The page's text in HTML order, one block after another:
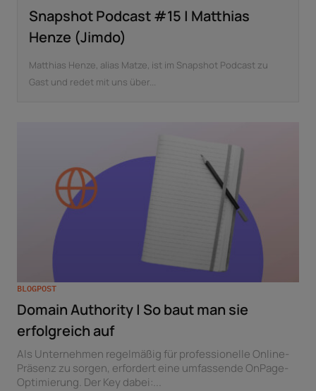
Snapshot Podcast #15 | Matthias
Henze (Jimdo)
Matthias Henze, alias Matze, ist im Snapshot Podcast zu
Gast und redet mit uns über...
BLOGPOST
Domain Authority | So baut man sie
erfolgreich auf
Als Unternehmen regelmäßig für professionelle Online-
Präsenz zu sorgen, erfordert eine umfassende OnPage-
Optimierung. Der Key dabei:...